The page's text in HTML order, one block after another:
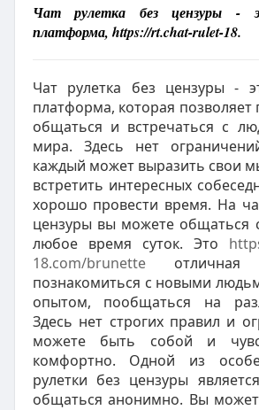
Чат рулетка без цензуры -
платформа, https://rt.chat-rulet-18.
Чат рулетка без цензуры -
платформа, которая позволяет
общаться и встречаться с
мира. Здесь нет
каждый может выразить свои
встретить интересных
хорошо провести время. На
цензуры вы можете общаться
любое время суток. Это
18.com/brunetteотличная
познакомиться с новыми
опытом, пообщаться на
Здесь нет строгих правил и
можете быть собой и
комфортно. Одной из
рулетки без цензуры
общаться анонимно. Вы